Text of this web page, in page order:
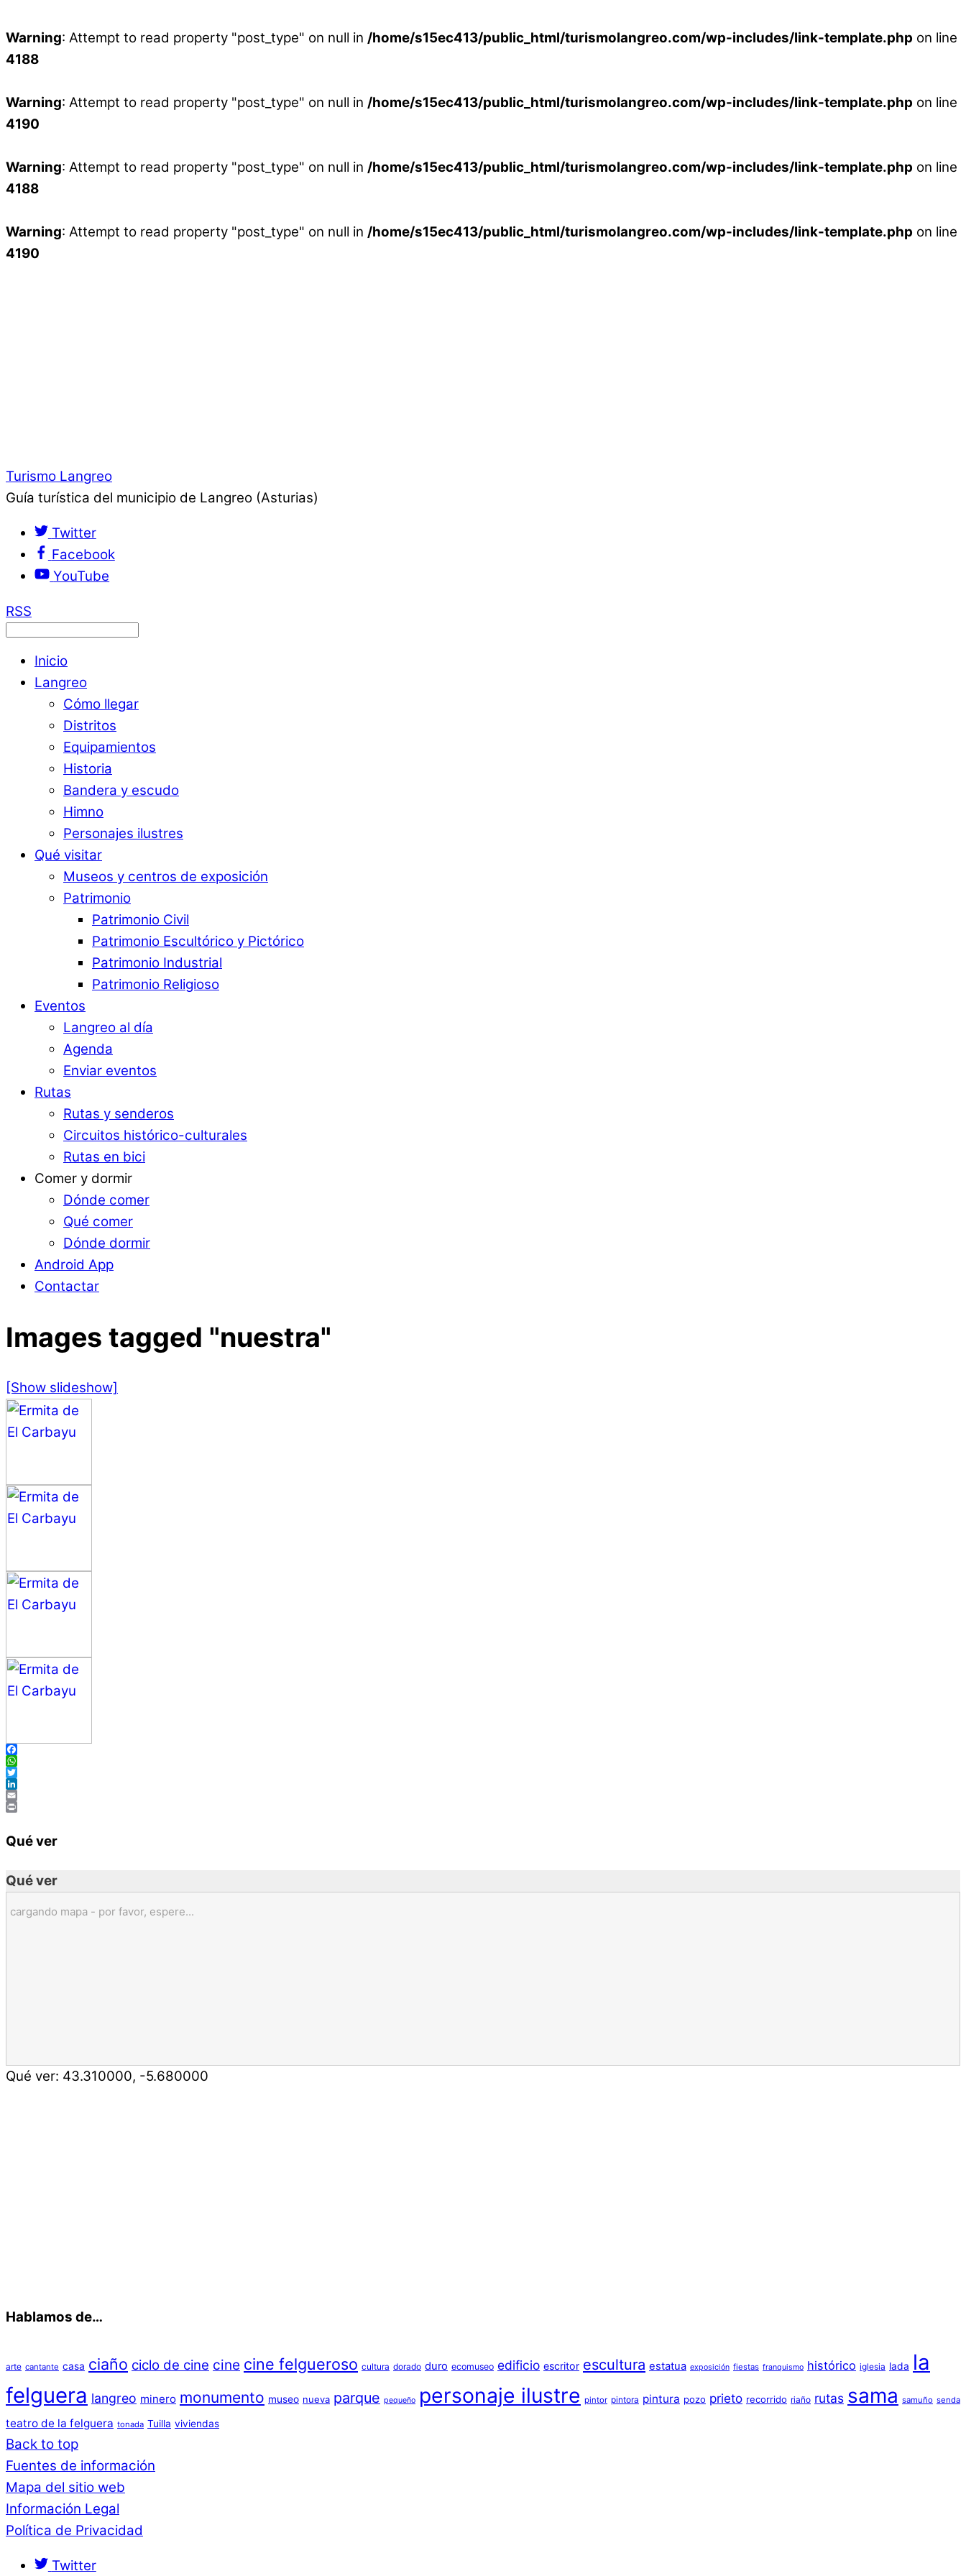
Warning: Attempt to read property "post_type" on null in /home/s15ec413/public_html/turismolangreo.com/wp-includes/link-template.php on line
4188
Warning: Attempt to read property "post_type" on null in /home/s15ec413/public_html/turismolangreo.com/wp-includes/link-template.php on line
4190
Warning: Attempt to read property "post_type" on null in /home/s15ec413/public_html/turismolangreo.com/wp-includes/link-template.php on line
4188
Warning: Attempt to read property "post_type" on null in /home/s15ec413/public_html/turismolangreo.com/wp-includes/link-template.php on line
4190
Turismo Langreo
Guía turística del municipio de Langreo (Asturias)
Twitter
Facebook
YouTube
RSS
Inicio
Langreo
Cómo llegar
Distritos
Equipamientos
Historia
Bandera y escudo
Himno
Personajes ilustres
Qué visitar
Museos y centros de exposición
Patrimonio
Patrimonio Civil
Patrimonio Escultórico y Pictórico
Patrimonio Industrial
Patrimonio Religioso
Eventos
Langreo al día
Agenda
Enviar eventos
Rutas
Rutas y senderos
Circuitos histórico-culturales
Rutas en bici
Comer y dormir
Dónde comer
Qué comer
Dónde dormir
Android App
Contactar
Images tagged "nuestra"
[Show slideshow]
Facebook
WhatsApp
Twitter
LinkedIn
Email
Print
Qué ver
Qué ver
cargando mapa - por favor, espere...
Qué ver: 43.310000, -5.680000
Hablamos de…
arte cantante casa ciaño ciclo de cine cine cine felgueroso cultura dorado duro ecomuseo edificio escritor escultura estatua exposición fiestas franquismo histórico iglesia lada la
felguera langreo minero monumento museo nueva parque pequeño personaje ilustre pintor pintora pintura pozo prieto recorrido riaño rutas sama samuño senda
teatro de la felguera tonada Tuilla viviendas
Back to top
Fuentes de información
Mapa del sitio web
Información Legal
Política de Privacidad
Twitter